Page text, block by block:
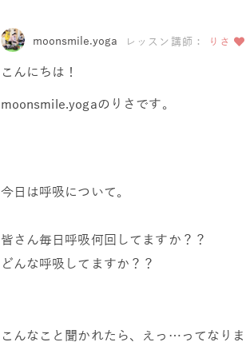
moonsmile.yoga レッスン講師： りさ
こんにちは！
moonsmile.yogaのりさです。
今日は呼吸について。
皆さん毎日呼吸何回してますか？？
どんな呼吸してますか？？
こんなこと聞かれたら、えっ…ってなり